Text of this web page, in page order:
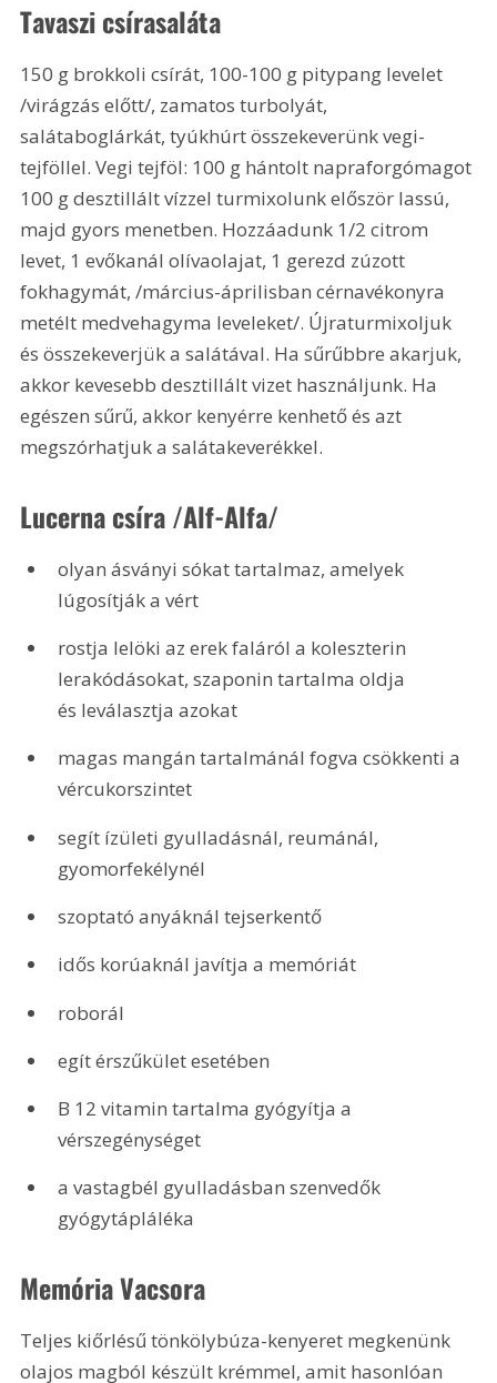
Tavaszi csírasaláta
150 g brokkoli csírát, 100-100 g pitypang levelet
/virágzás előtt/, zamatos turbolyát,
salátaboglárkát, tyúkhúrt összekeverünk vegi-
tejföllel. Vegi tejföl: 100 g hántolt napraforgómagot
100 g desztillált vízzel turmixolunk először lassú,
majd gyors menetben. Hozzáadunk 1/2 citrom
levet, 1 evőkanál olívaolajat, 1 gerezd zúzott
fokhagymát, /március-áprilisban cérnavékonyra
metélt medvehagyma leveleket/. Újraturmixoljuk
és összekeverjük a salátával. Ha sűrűbbre akarjuk,
akkor kevesebb desztillált vizet használjunk. Ha
egészen sűrű, akkor kenyérre kenhető és azt
megszórhatjuk a salátakeverékkel.
Lucerna csíra /Alf-Alfa/
olyan ásványi sókat tartalmaz, amelyek
lúgosítják a vért
rostja lelöki az erek faláról a koleszterin
lerakódásokat, szaponin tartalma oldja
és leválasztja azokat
magas mangán tartalmánál fogva csökkenti a
vércukorszintet
segít ízületi gyulladásnál, reumánál,
gyomorfekélynél
szoptató anyáknál tejserkentő
idős korúaknál javítja a memóriát
roborál
egít érszűkület esetében
B 12 vitamin tartalma gyógyítja a
vérszegénységet
a vastagbél gyulladásban szenvedők
gyógytápláléka
Memória Vacsora
Teljes kiőrlésű tönkölybúza-kenyeret megkenünk
olajos magból készült krémmel, amit hasonlóan